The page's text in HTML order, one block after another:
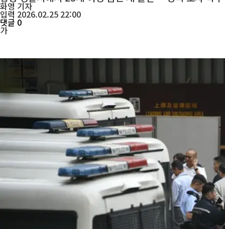
화영기자
입력 2026.02.25 22:00
댓글 0
가